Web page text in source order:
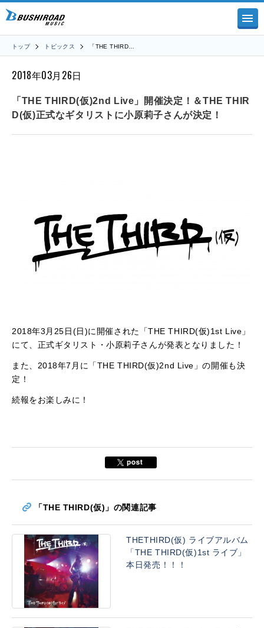
トップ トピックス 「THE THIRD…
2018年03月26日
「THE THIRD(仮)2nd Live」開催決定！＆THE THIR
D(仮)正式なギタリストに小原莉子さんが決定！
2018年3月25日(日)に開催された「THE THIRD(仮)1st Live」
にて、正式ギタリスト・小原莉子さんが発表となりました！
また、2018年7月に「THE THIRD(仮)2nd Live」の開催も決
定！
続報をお楽しみに！
「THE THIRD(仮)」の関連記事
THETHIRD(仮) ライブアルバム
「THE THIRD(仮)1st ライブ」
本日発売！！！